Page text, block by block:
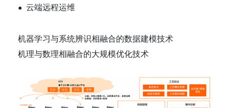
● 云端远程运维
机器学习与系统辨识相融合的数据建模技术
机理与数理相融合的大规模优化技术